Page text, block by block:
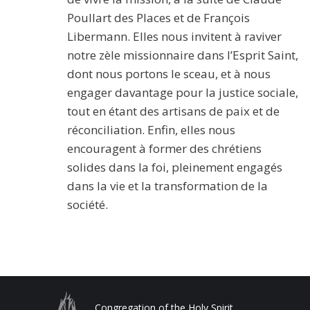
Poullart des Places et de François
Libermann. Elles nous invitent à raviver
notre zèle missionnaire dans l’Esprit Saint,
dont nous portons le sceau, et à nous
engager davantage pour la justice sociale,
tout en étant des artisans de paix et de
réconciliation. Enfin, elles nous
encouragent à former des chrétiens
solides dans la foi, pleinement engagés
dans la vie et la transformation de la
société.
Congregation of the Holy Spirit